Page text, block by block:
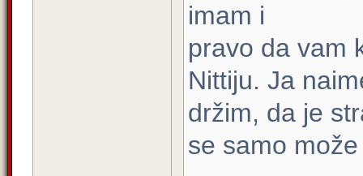
imam i
pravo da vаm
Nittiju. Ja
držim, da je
se samo